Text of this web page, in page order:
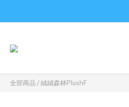
全部商品 /絨絨森林PlushF